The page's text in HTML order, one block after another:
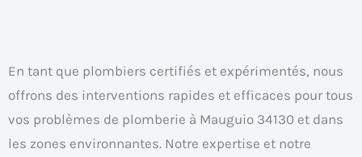
En tant que plombiers certifiés et expérimentés, nous
offrons des interventions rapides et efficaces pour tous
vos problèmes de plomberie à Mauguio 34130 et dans
les zones environnantes. Notre expertise et notre